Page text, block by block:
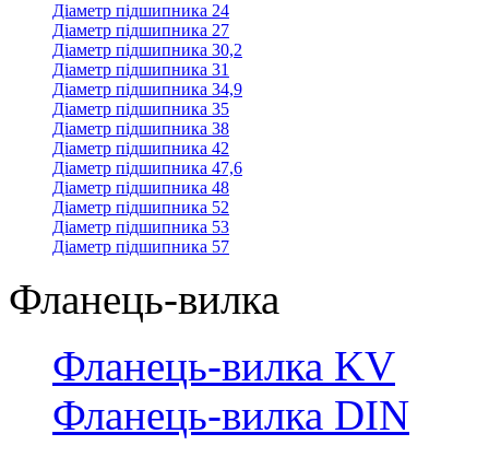
Діаметр підшипника 24
Діаметр підшипника 27
Діаметр підшипника 30,2
Діаметр підшипника 31
Діаметр підшипника 34,9
Діаметр підшипника 35
Діаметр підшипника 38
Діаметр підшипника 42
Діаметр підшипника 47,6
Діаметр підшипника 48
Діаметр підшипника 52
Діаметр підшипника 53
Діаметр підшипника 57
Фланець-вилка
Фланець-вилка KV
Фланець-вилка DIN